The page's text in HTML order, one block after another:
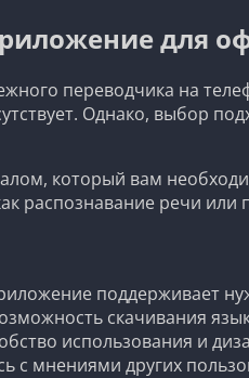
для
переводчика на
Однако, выбор
который вам
распознавание речи
поддерживает
скачивания
использования и
с мнениями других